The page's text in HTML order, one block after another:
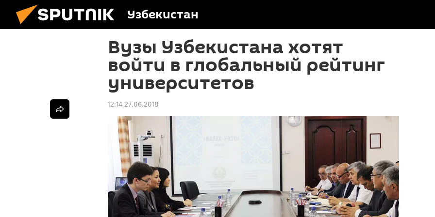
Узбекистан
Вузы Узбекистана хотят
войти в глобальный рейтинг
университетов
12:14 27.06.2018